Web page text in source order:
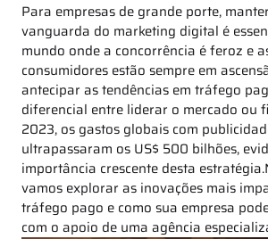
Para empresas de grande porte,
vanguarda do marketing digital é
mundo onde a concorrência é feroz e
consumidores estão sempre em
antecipar as tendências em tráfego
diferencial entre liderar o mercado ou
2023, os gastos globais com
ultrapassaram os US$ 500 bilhões,
importância crescente desta
vamos explorar as inovações mais
tráfego pago e como sua empresa
com o apoio de uma agência